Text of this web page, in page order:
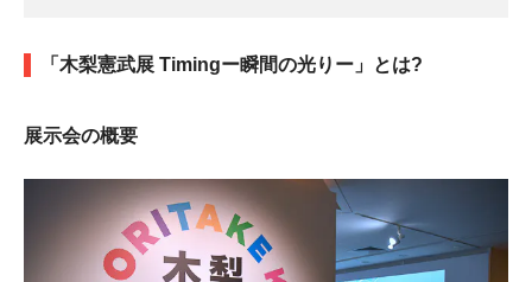
「木梨憲武展 Timingー瞬間の光りー」とは?
展示会の概要